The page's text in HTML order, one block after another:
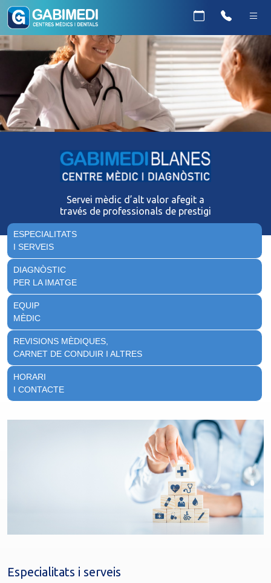
Servei mèdic d’alt valor afegit a
través de professionals de prestigi
ESPECIALITATS
I SERVEIS
DIAGNÒSTIC
PER LA IMATGE
EQUIP
MÈDIC
REVISIONS MÈDIQUES,
CARNET DE CONDUIR I ALTRES
HORARI
I CONTACTE
Especialitats i serveis